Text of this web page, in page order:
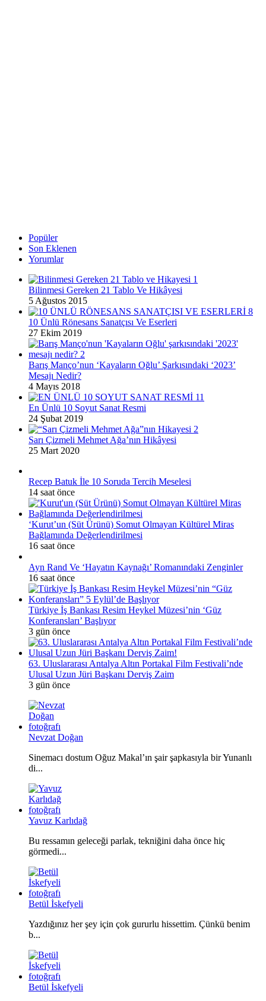
Popüler
Son Eklenen
Yorumlar
Bilinmesi Gereken 21 Tablo Ve Hikâyesi
5 Ağustos 2015
10 Ünlü Rönesans Sanatçısı Ve Eserleri
27 Ekim 2019
Barış Manço’nun ‘Kayaların Oğlu’ Şarkısındaki ‘2023’
Mesajı Nedir?
4 Mayıs 2018
En Ünlü 10 Soyut Sanat Resmi
24 Şubat 2019
Sarı Çizmeli Mehmet Ağa’nın Hikâyesi
25 Mart 2020
Recep Batuk İle 10 Soruda Tercih Meselesi
14 saat önce
‘Kurut’un (Süt Ürünü) Somut Olmayan Kültürel Miras
Bağlamında Değerlendirilmesi
16 saat önce
Ayn Rand Ve ‘Hayatın Kaynağı’ Romanındaki Zenginler
16 saat önce
Türkiye İş Bankası Resim Heykel Müzesi’nin ‘Güz
Konferansları’ Başlıyor
3 gün önce
63. Uluslararası Antalya Altın Portakal Film Festivali’nde
Ulusal Uzun Jüri Başkanı Derviş Zaim
3 gün önce
Nevzat Doğan
Sinemacı dostum Oğuz Makal’ın şair şapkasıyla bir Yunanlı
di...
Yavuz Karlıdağ
Bu ressamın geleceği parlak, tekniğini daha önce hiç
görmedi...
Betül İskefyeli
Yazdığınız her şey için çok gururlu hissettim. Çünkü benim
b...
Betül İskefyeli